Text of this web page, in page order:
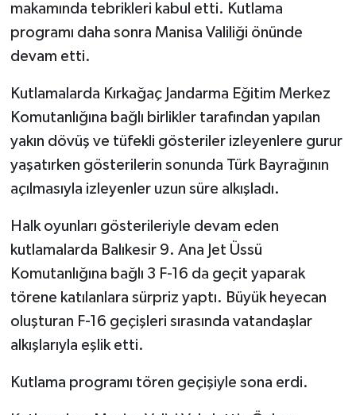
makamında tebrikleri kabul etti. Kutlama
programı daha sonra Manisa Valiliği önünde
devam etti.
Kutlamalarda Kırkağaç Jandarma Eğitim Merkez
Komutanlığına bağlı birlikler tarafından yapılan
yakın dövüş ve tüfekli gösteriler izleyenlere gurur
yaşatırken gösterilerin sonunda Türk Bayrağının
açılmasıyla izleyenler uzun süre alkışladı.
Halk oyunları gösterileriyle devam eden
kutlamalarda Balıkesir 9. Ana Jet Üssü
Komutanlığına bağlı 3 F-16 da geçit yaparak
törene katılanlara sürpriz yaptı. Büyük heyecan
oluşturan F-16 geçişleri sırasında vatandaşlar
alkışlarıyla eşlik etti.
Kutlama programı tören geçişiyle sona erdi.